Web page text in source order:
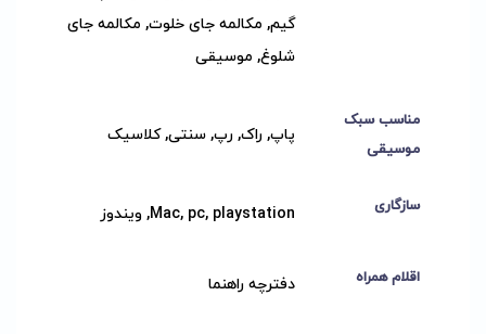
گیم, مکالمه جای خلوت, مکالمه جای
شلوغ, موسیقی
مناسب سبک
موسیقی
پاپ, راک, رپ, سنتی, کلاسیک
سازگاری Mac, pc, playstation, ویندوز
اقلام همراه دفترچه راهنما